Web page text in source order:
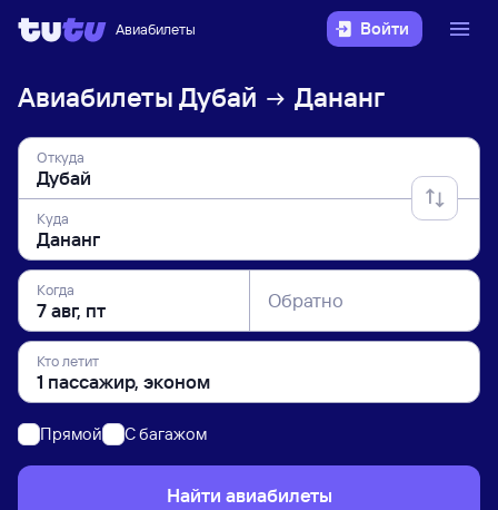
Авиабилеты Войти
Авиабилеты Дубай Дананг
Откуда
Куда
Когда Обратно
Кто летит
Прямой C багажом
Найти авиабилеты